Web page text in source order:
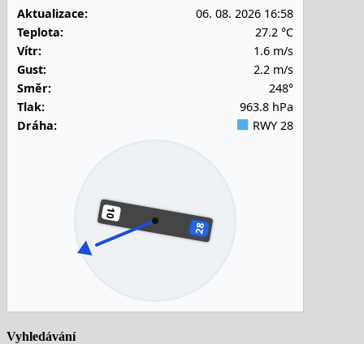
Aktualizace:
06. 08. 2026 16:58
Teplota:
27.2 °C
Vítr:
1.6 m/s
Gust:
2.2 m/s
Směr:
248°
Tlak:
963.8 hPa
Dráha:
RWY 28
Vyhledávání